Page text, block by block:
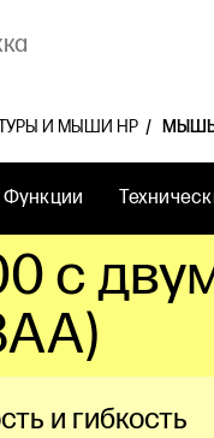
И МЫШИ HP МЫШЬ
Функции
с
и гибкость